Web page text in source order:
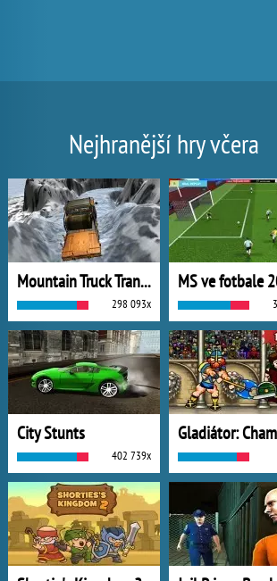
Nejhranější hry včera
Mountain Truck Transport
298 093x
MS ve fotbale
City Stunts
402 739x